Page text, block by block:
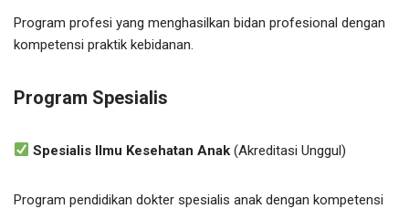
Program profesi yang menghasilkan bidan profesional dengan
kompetensi praktik kebidanan.
Program Spesialis
Spesialis Ilmu Kesehatan Anak (Akreditasi Unggul)
Program pendidikan dokter spesialis anak dengan kompetensi